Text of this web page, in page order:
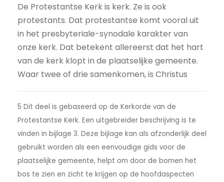
De Protestantse Kerk is kerk. Ze is ook
protestants. Dat protestantse komt vooral uit
in het presbyteriale-synodale karakter van
onze kerk. Dat betekent allereerst dat het hart
van de kerk klopt in de plaatselijke gemeente.
Waar twee of drie samenkomen, is Christus
5 Dit deel is gebaseerd op de Kerkorde van de
Protestantse Kerk. Een uitgebreider beschrijving is te
vinden in bijlage 3. Deze bijlage kan als afzonderlijk deel
gebruikt worden als een eenvoudige gids voor de
plaatselijke gemeente, helpt om door de bomen het
bos te zien en zicht te krijgen op de hoofdaspecten